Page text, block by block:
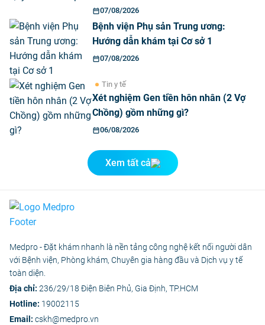
07/08/2026
Bệnh viện Phụ sản Trung ương:
Hướng dẫn khám tại Cơ sở 1
07/08/2026
Tin y tế
Xét nghiệm Gen tiền hôn nhân (2 Vợ
Chồng) gồm những gì?
06/08/2026
Xem tất cả
Medpro - Đặt khám nhanh là nền tảng công nghệ kết nối người dân
với Bệnh viện, Phòng khám, Chuyên gia hàng đầu và Dịch vụ y tế
toàn diện.
Địa chỉ: 236/29/18 Điện Biên Phủ, Gia Định, TP.HCM
Hotline: 19002115
Email: cskh@medpro.vn